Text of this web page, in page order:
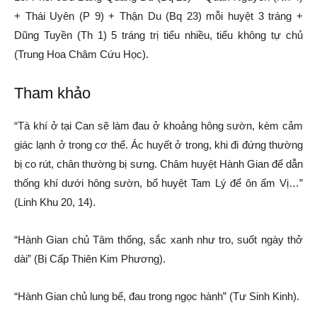
+ Thái Uyên (P 9) + Thận Du (Bq 23) mỗi huyệt 3 tráng +
Dũng Tuyền (Th 1) 5 tráng trị tiểu nhiều, tiểu không tự chủ
(Trung Hoa Châm Cứu Học).
Tham khảo
“Tà khí ở tại Can sẽ làm đau ở khoảng hông sườn, kèm cảm
giác lạnh ở trong cơ thể. Ác huyết ở trong, khi đi đứng thường
bị co rút, chân thường bị sưng. Châm huyệt Hành Gian để dẫn
thống khí dưới hông sườn, bổ huyệt Tam Lý để ôn ấm Vị…”
(Linh Khu 20, 14).
“Hành Gian chủ Tâm thống, sắc xanh như tro, suốt ngày thở
dài” (Bị Cấp Thiên Kim Phương).
“Hành Gian chủ lung bế, đau trong ngọc hành” (Tư Sinh Kinh).